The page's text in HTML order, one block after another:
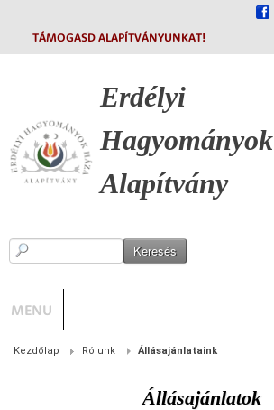
TÁMOGASD ALAPÍTVÁNYUNKAT!
Erdélyi
Hagyományok
Alapítvány
MENU
Kezdőlap Rólunk Állásajánlataink
Állásajánlatok